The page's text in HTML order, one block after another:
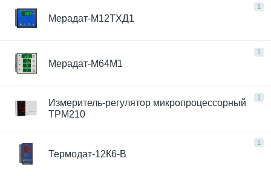
1
Мерадат-М12ТХД1
1
Мерадат-М64М1
1
Измеритель-регулятор микропроцессорный
ТРМ210
1
Термодат-12К6-В